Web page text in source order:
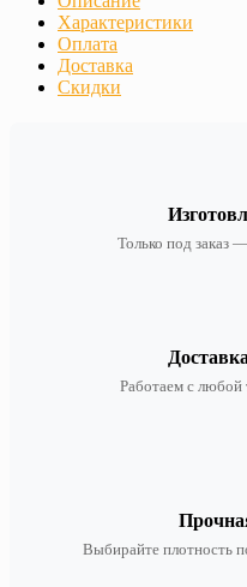
Характеристики
Оплата
Доставка
Скидки
Только под заказ
Работаем с любой
Выбирайте плотность